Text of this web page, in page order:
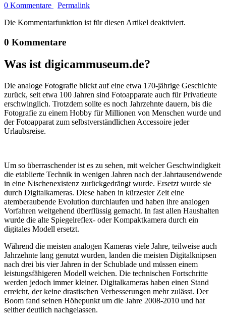
0 Kommentare
Permalink
Die Kommentarfunktion ist für diesen Artikel deaktiviert.
0 Kommentare
Was ist digicammuseum.de?
Die analoge Fotografie blickt auf eine etwa 170-jährige Geschichte
zurück, seit etwa 100 Jahren sind Fotoapparate auch für Privatleute
erschwinglich. Trotzdem sollte es noch Jahrzehnte dauern, bis die
Fotografie zu einem Hobby für Millionen von Menschen wurde und
der Fotoapparat zum selbstverständlichen Accessoire jeder
Urlaubsreise.
Um so überraschender ist es zu sehen, mit welcher Geschwindigkeit
die etablierte Technik in wenigen Jahren nach der Jahrtausendwende
in eine Nischenexistenz zurückgedrängt wurde. Ersetzt wurde sie
durch Digitalkameras. Diese haben in kürzester Zeit eine
atemberaubende Evolution durchlaufen und haben ihre analogen
Vorfahren weitgehend überflüssig gemacht. In fast allen Haushalten
wurde die alte Spiegelreflex- oder Kompaktkamera durch ein
digitales Modell ersetzt.
Während die meisten analogen Kameras viele Jahre, teilweise auch
Jahrzehnte lang genutzt wurden, landen die meisten Digitalknipsen
nach drei bis vier Jahren in der Schublade und müssen einem
leistungsfähigeren Modell weichen. Die technischen Fortschritte
werden jedoch immer kleiner. Digitalkameras haben einen Stand
erreicht, der keine drastischen Verbesserungen mehr zulässt. Der
Boom fand seinen Höhepunkt um die Jahre 2008-2010 und hat
seither deutlich nachgelassen.